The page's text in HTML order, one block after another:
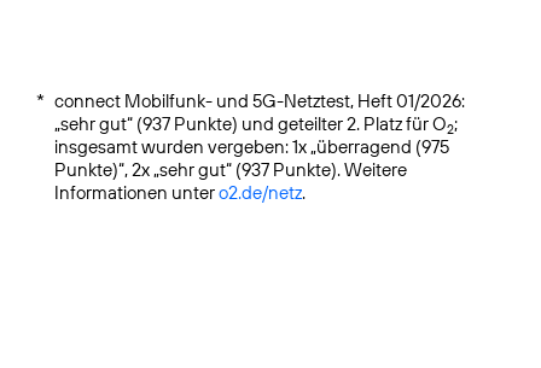
* connect Mobilfunk- und 5G-Netztest, Heft 01/2026:
„sehr gut“ (937 Punkte) und geteilter 2. Platz für O2;
insgesamt wurden vergeben: 1x „überragend (975
Punkte)“, 2x „sehr gut“ (937 Punkte). Weitere
Informationen untero2.de/netz.